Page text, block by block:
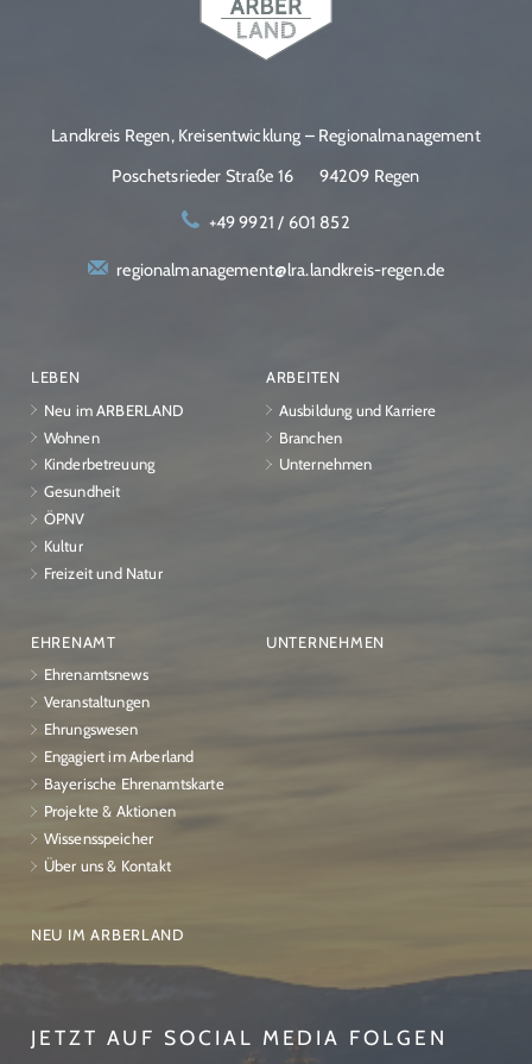
Landkreis Regen, Kreisentwicklung – Regionalmanagement
Poschetsrieder Straße 16
94209 Regen
+49 9921 / 601 852
regionalmanagement@lra.landkreis-regen.de
LEBEN
Neu im ARBERLAND
Wohnen
Kinderbetreuung
Gesundheit
ÖPNV
Kultur
Freizeit und Natur
ARBEITEN
Ausbildung und Karriere
Branchen
Unternehmen
EHRENAMT
Ehrenamtsnews
Veranstaltungen
Ehrungswesen
Engagiert im Arberland
Bayerische Ehrenamtskarte
Projekte & Aktionen
Wissensspeicher
Über uns & Kontakt
UNTERNEHMEN
NEU IM ARBERLAND
JETZT AUF SOCIAL MEDIA FOLGEN